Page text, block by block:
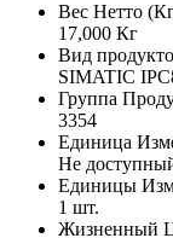
Вес Нетто
17,000 Кг
Вид
SIMATIC
Группа
3354
Единица
Не
Единицы
1 шт.
Жизненный